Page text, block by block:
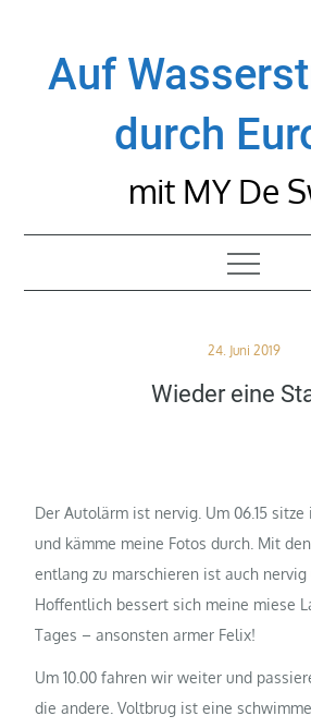
contentAuf
durch
mit MY De
Posted
24. Juni 2019
Wieder eine
Der Autolärm ist nervig. Um 06.15 sitze
und kämme meine Fotos durch. Mit
entlang zu marschieren ist auch nervig
Hoffentlich bessert sich meine miese
Tages – ansonsten armer Felix!
Um 10.00 fahren wir weiter und
die andere. Voltbrug ist eine